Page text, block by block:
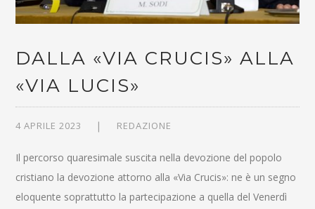
DALLA «VIA CRUCIS» ALLA
«VIA LUCIS»
4 APRILE 2023 REDAZIONE
Il percorso quaresimale suscita nella devozione del popolo
cristiano la devozione attorno alla «Via Crucis»: ne è un segno
eloquente soprattutto la partecipazione a quella del Venerdì